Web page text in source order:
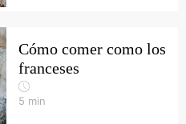
Cómo comer como los
franceses
5 min